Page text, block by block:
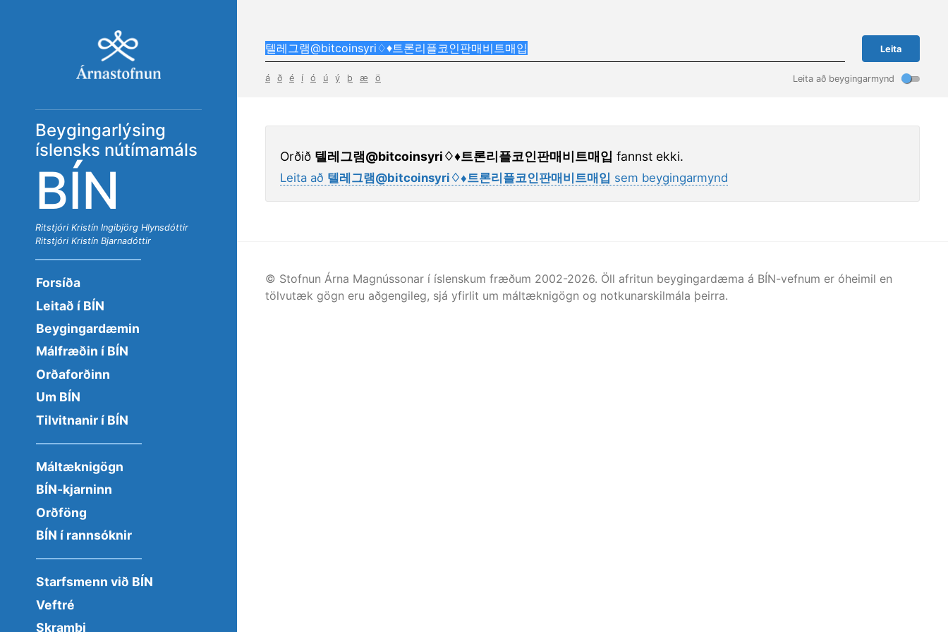
Beygingarlýsing
íslensks nútímamáls
BÍN
Ritstjóri Kristín Ingibjörg Hlynsdóttir
Ritstjóri Kristín Bjarnadóttir
Forsíða
Leitað í BÍN
Beygingardæmin
Málfræðin í BÍN
Orðaforðinn
Um BÍN
Tilvitnanir í BÍN
Máltæknigögn
BÍN-kjarninn
Orðföng
BÍN í rannsóknir
Starfsmenn við BÍN
Veftré
Skrambi
Leita
á ð é í ó ú ý þ æ ö Leita að beygingarmynd
Orðið 텔레그램@bitcoinsyri♢♦트론리플코인판매비트매입 fannst ekki.
Leita að 텔레그램@bitcoinsyri♢♦트론리플코인판매비트매입 sem beygingarmynd
© Stofnun Árna Magnússonar í íslenskum fræðum 2002-2026. Öll afritun beygingardæma á BÍN-vefnum er óheimil en
tölvutæk gögn eru aðgengileg, sjá yfirlit um máltæknigögn og notkunarskilmála þeirra.